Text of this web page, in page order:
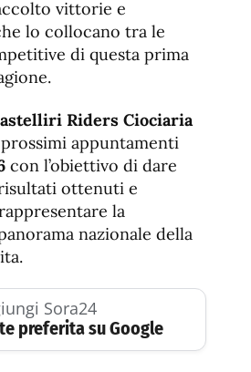
vittorie e
lo collocano tra le
di questa prima
Riders Ciociaria
appuntamenti
con l’obiettivo di dare
ottenuti e
la
nazionale della
Sora24
preferita su Google